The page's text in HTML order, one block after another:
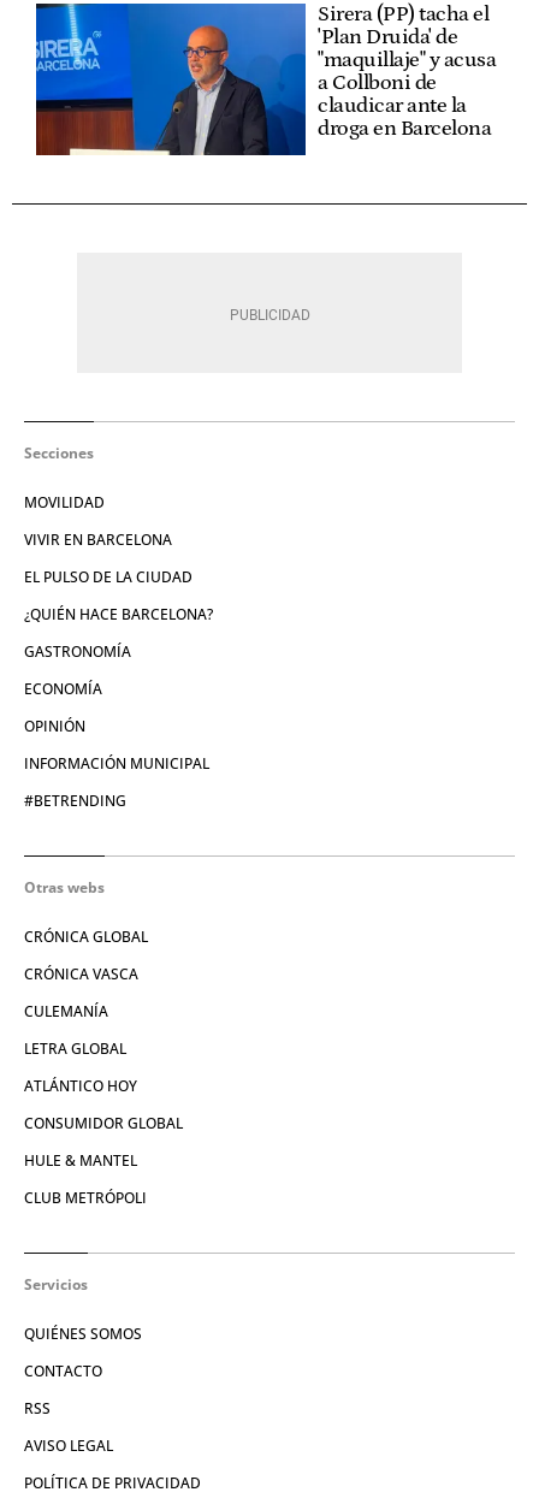
Sirera (PP) tacha el
'Plan Druida' de
"maquillaje" y acusa
a Collboni de
claudicar ante la
droga en Barcelona
Secciones
MOVILIDAD
VIVIR EN BARCELONA
EL PULSO DE LA CIUDAD
¿QUIÉN HACE BARCELONA?
GASTRONOMÍA
ECONOMÍA
OPINIÓN
INFORMACIÓN MUNICIPAL
#BETRENDING
Otras webs
CRÓNICA GLOBAL
CRÓNICA VASCA
CULEMANÍA
LETRA GLOBAL
ATLÁNTICO HOY
CONSUMIDOR GLOBAL
HULE & MANTEL
CLUB METRÓPOLI
Servicios
QUIÉNES SOMOS
CONTACTO
RSS
AVISO LEGAL
POLÍTICA DE PRIVACIDAD